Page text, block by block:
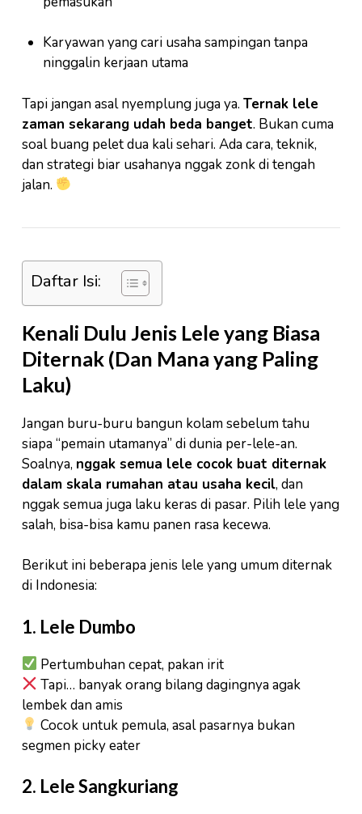
Karyawan yang cari usaha sampingan tanpa
ninggalin kerjaan utama
Tapi jangan asal nyemplung juga ya. Ternak lele
zaman sekarang udah beda banget. Bukan cuma
soal buang pelet dua kali sehari. Ada cara, teknik,
dan strategi biar usahanya nggak zonk di tengah
jalan.
Daftar Isi:
Kenali Dulu Jenis Lele yang Biasa
Diternak (Dan Mana yang Paling
Laku)
Jangan buru-buru bangun kolam sebelum tahu
siapa “pemain utamanya” di dunia per-lele-an.
Soalnya, nggak semua lele cocok buat diternak
dalam skala rumahan atau usaha kecil, dan
nggak semua juga laku keras di pasar. Pilih lele yang
salah, bisa-bisa kamu panen rasa kecewa.
Berikut ini beberapa jenis lele yang umum diternak
di Indonesia:
1. Lele Dumbo
Pertumbuhan cepat, pakan irit
Tapi… banyak orang bilang dagingnya agak
lembek dan amis
Cocok untuk pemula, asal pasarnya bukan
segmen picky eater
2. Lele Sangkuriang